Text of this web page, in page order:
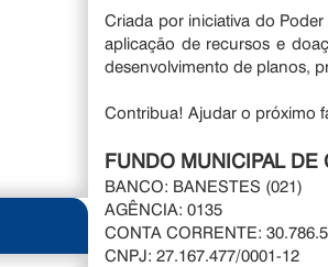
Criada por iniciativa do
aplicação de recursos e
desenvolvimento de planos,
Contribua! Ajudar o próximo
FUNDO MUNICIPAL DE
BANCO: BANESTES (021)
AGÊNCIA: 0135
CONTA CORRENTE:
CNPJ: 27.167.477/0001-12